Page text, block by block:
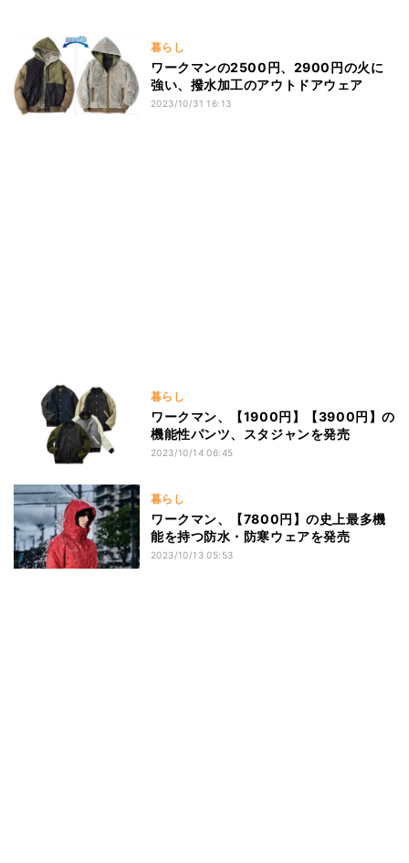
暮らし
ワークマンの2500円、2900円の火に
強い、撥水加工のアウトドアウェア
2023/10/31 16:13
暮らし
ワークマン、【1900円】【3900円】の
機能性パンツ、スタジャンを発売
2023/10/14 06:45
暮らし
ワークマン、【7800円】の史上最多機
能を持つ防水・防寒ウェアを発売
2023/10/13 05:53